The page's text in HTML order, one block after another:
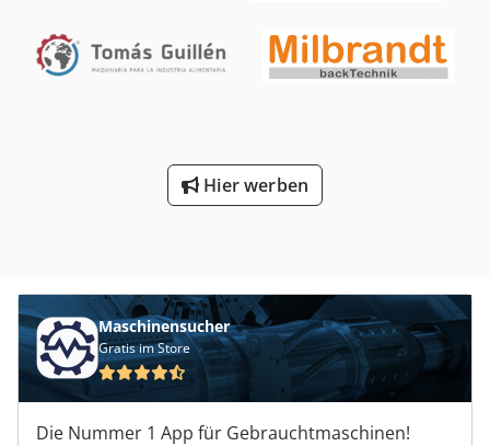
Hier werben
Maschinensucher
Gratis im Store
Die Nummer 1 App für Gebrauchtmaschinen!